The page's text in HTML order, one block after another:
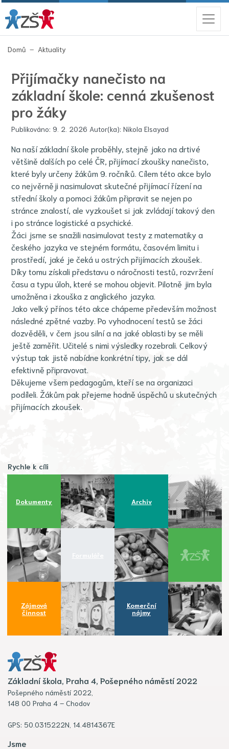
Domů Aktuality
Přijímačky nanečisto na
základní škole: cenná zkušenost
pro žáky
Publikováno: 9. 2. 2026 Autor(ka): Nikola Elsayad
Na naší základní škole proběhly, stejně jako na drtivé
většině dalších po celé ČR, přijímací zkoušky nanečisto,
které byly určeny žákům 9. ročníků. Cílem této akce bylo
co nejvěrněji nasimulovat skutečné přijímací řízení na
střední školy a pomoci žákům připravit se nejen po
stránce znalostí, ale vyzkoušet si jak zvládají takový den
i po stránce logistické a psychické.
Žáci jsme se snažili nasimulovat testy z matematiky a
českého jazyka ve stejném formátu, časovém limitu i
prostředí, jaké je čeká u ostrých přijímacích zkoušek.
Díky tomu získali představu o náročnosti testů, rozvržení
času a typu úloh, které se mohou objevit. Pilotně jim byla
umožněna i zkouška z anglického jazyka.
Jako velký přínos této akce chápeme především možnost
následné zpětné vazby. Po vyhodnocení testů se žáci
dozvěděli, v čem jsou silní a na jaké oblasti by se měli
ještě zaměřit. Učitelé s nimi výsledky rozebrali. Celkový
výstup tak jistě nabídne konkrétní tipy, jak se dál
efektivně připravovat.
Děkujeme všem pedagogům, kteří se na organizaci
podíleli. Žákům pak přejeme hodně úspěchů u skutečných
přijímacích zkoušek.
Rychle k cíli
Dokumenty Archiv
Zájmová
činnost
Komerční
nájmy
Základní škola, Praha 4, Pošepného náměstí 2022
Pošepného náměstí 2022,
148 00 Praha 4 – Chodov
GPS: 50.0315222N, 14.4814367E
Jsme